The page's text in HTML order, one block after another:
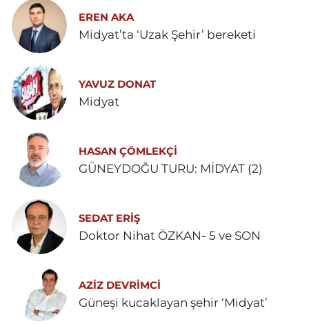
EREN AKA
Midyat’ta ‘Uzak Şehir’ bereketi
YAVUZ DONAT
Midyat
HASAN ÇÖMLEKÇİ
GÜNEYDOĞU TURU: MİDYAT (2)
SEDAT ERİŞ
Doktor Nihat ÖZKAN- 5 ve SON
AZIZ DEVRIMCI
Güneşi kucaklayan şehir ‘Midyat’